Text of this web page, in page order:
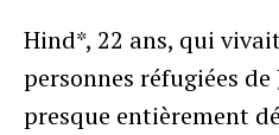
Hind*, 22 ans, qui
personnes réfugiées
presque entièrement